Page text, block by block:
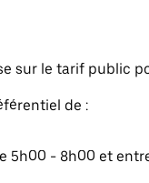
sur le tarif public
de :
5h00 - 8h00 et